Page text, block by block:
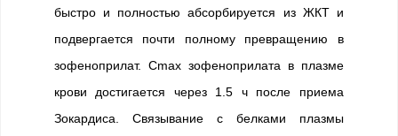
быстро и полностью абсорбируется из ЖКТ и
подвергается почти полному превращению в
зофеноприлат. Cmax зофеноприлата в плазме
крови достигается через 1.5 ч после приема
Зокардиса. Связывание с белками плазмы